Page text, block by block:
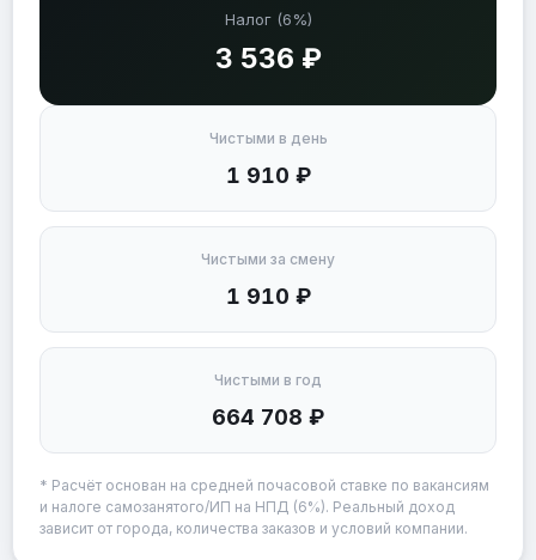
Налог (6%)
3 536 ₽
Чистыми в день
1 910 ₽
Чистыми за смену
1 910 ₽
Чистыми в год
664 708 ₽
* Расчёт основан на средней почасовой ставке по вакансиям
и налоге самозанятого/ИП на НПД (6%). Реальный доход
зависит от города, количества заказов и условий компании.